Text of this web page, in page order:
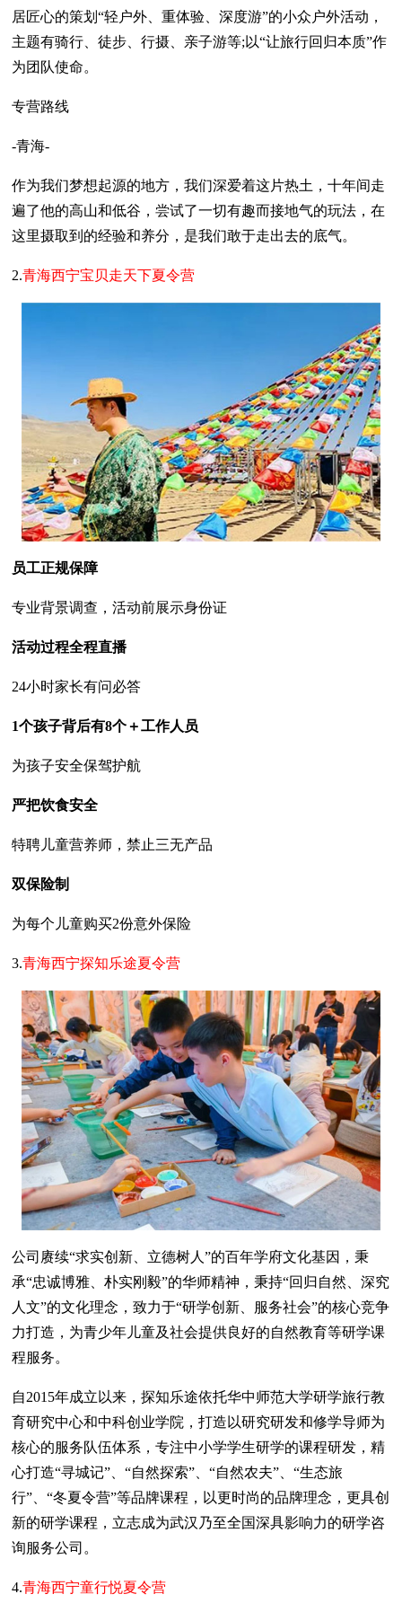
居匠心的策划“轻户外、重体验、深度游”的小众户外活动，
主题有骑行、徒步、行摄、亲子游等;以“让旅行回归本质”作
为团队使命。
专营路线
-青海-
作为我们梦想起源的地方，我们深爱着这片热土，十年间走
遍了他的高山和低谷，尝试了一切有趣而接地气的玩法，在
这里摄取到的经验和养分，是我们敢于走出去的底气。
2.青海西宁宝贝走天下夏令营
员工正规保障
专业背景调查，活动前展示身份证
活动过程全程直播
24小时家长有问必答
1个孩子背后有8个＋工作人员
为孩子安全保驾护航
严把饮食安全
特聘儿童营养师，禁止三无产品
双保险制
为每个儿童购买2份意外保险
3.青海西宁探知乐途夏令营
公司赓续“求实创新、立德树人”的百年学府文化基因，秉
承“忠诚博雅、朴实刚毅”的华师精神，秉持“回归自然、深究
人文”的文化理念，致力于“研学创新、服务社会”的核心竞争
力打造，为青少年儿童及社会提供良好的自然教育等研学课
程服务。
自2015年成立以来，探知乐途依托华中师范大学研学旅行教
育研究中心和中科创业学院，打造以研究研发和修学导师为
核心的服务队伍体系，专注中小学学生研学的课程研发，精
心打造“寻城记”、“自然探索”、“自然农夫”、“生态旅
行”、“冬夏令营”等品牌课程，以更时尚的品牌理念，更具创
新的研学课程，立志成为武汉乃至全国深具影响力的研学咨
询服务公司。
4.青海西宁童行悦夏令营